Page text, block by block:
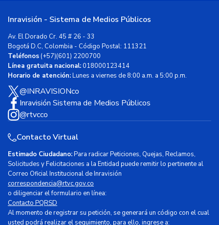
Inravisión - Sistema de Medios Públicos
Av. El Dorado Cr. 45 # 26 - 33
Bogotá D.C, Colombia - Código Postal: 111321
Teléfonos(+57)(601) 2200700
Línea gratuita nacional:018000123414
Horario de atención:Lunes a viernes de 8:00 a.m. a 5:00 p.m.
@INRAVISIONco
Inravisión Sistema de Medios Públicos
@rtvcco
Contacto Virtual
Estimado Ciudadano:Para radicar Peticiones, Quejas, Reclamos,
Solicitudes y Felicitaciones a la Entidad puede remitir lo pertinente al
Correo Oficial Institucional de Inravisión
correspondencia@rtvc.gov.co
o diligenciar el formulario en línea:
Contacto PQRSD
Al momento de registrar su petición, se generará un código con el cual
usted podrá realizar el seguimiento, para ello, ingrese a: